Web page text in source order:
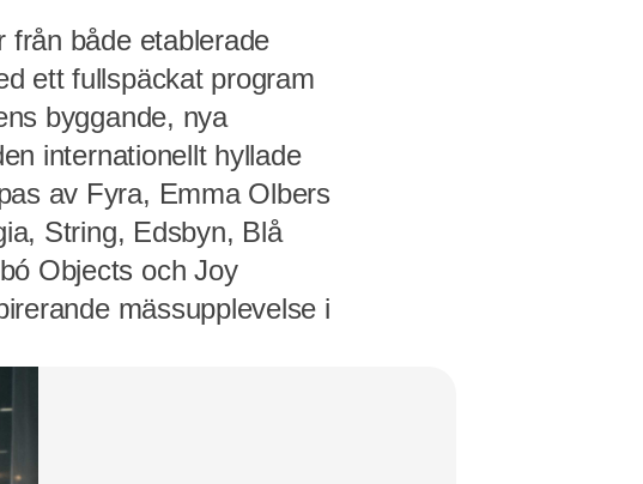
från både etablerade
ett fullspäckat program
byggande, nya
internationellt hyllade
av Fyra, Emma Olbers
String, Edsbyn, Blå
Objects och Joy
mässupplevelse i